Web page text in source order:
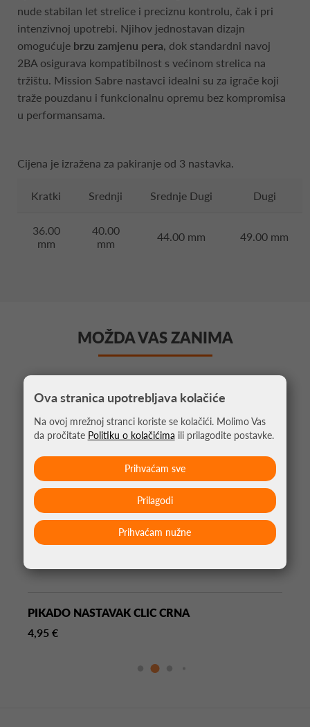
nude stabilan let strelice i preciznu kontrolu, čak i pri
intenzivnoj upotrebi. Njihov jednostavan dizajn
omogućuje brzu zamjenu pera, dok standardni navoj
2BA osigurava kompatibilnost s većinom strelica na
tržištu. Mission Sabre nastavci idealni su za igrače koji
traže pouzdanu i funkcionalnu opremu bez kompromisa
u performansama.
Cijena je izražena za pakiranje od 3 nastavka.
Kratki Srednji Srednje Dugi Dugi
36.00
mm
40.00
mm
44.00 mm 49.00 mm
MOŽDA VAS ZANIMA
PIKADO NASTAVAK CLIC CRNA
4,95 €
Ova stranica upotrebljava kolačiće
Na ovoj mrežnoj stranci koriste se kolačići. Molimo Vas
da pročitate Politiku o kolačićima ili prilagodite postavke.
Prihvaćam nužne
Prilagodi
Prihvaćam sve